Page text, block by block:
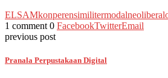
ELSAMkonperensimilitermodalneoliberal
1 comment 0 FacebookTwitterEmail
previous post
Pranala Perpustakaan Digital